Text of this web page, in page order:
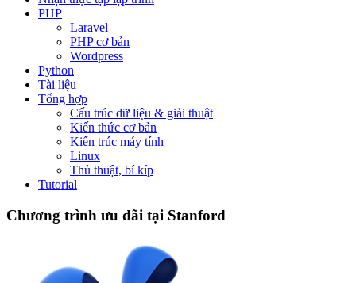
PHP
Laravel
PHP cơ bản
Wordpress
Python
Tài liệu
Tổng hợp
Cấu trúc dữ liệu & giải thuật
Kiến thức cơ bản
Kiến trúc máy tính
Linux
Thủ thuật, bí kíp
Tutorial
Chương trình ưu đãi tại Stanford